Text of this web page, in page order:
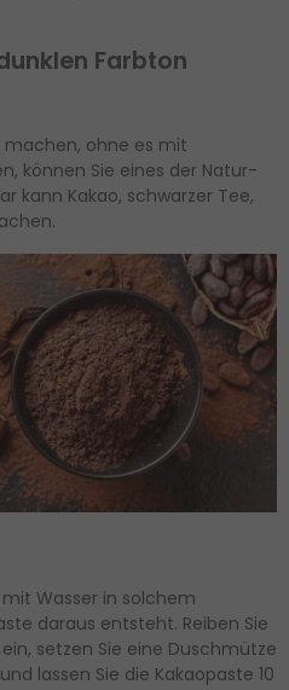
Farbton
machen, ohne es mit
können Sie eines der Natur-
kann Kakao, schwarzer Tee,
Wasser in solchem
daraus entsteht. Reiben Sie
setzen Sie eine Duschmütze
lassen Sie die Kakaopaste 10